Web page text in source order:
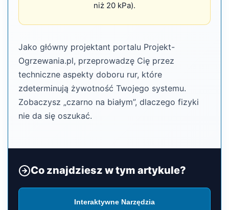
niż 20 kPa).
Jako główny projektant portalu Projekt-
Ogrzewania.pl, przeprowadzę Cię przez
techniczne aspekty doboru rur, które
zdeterminują żywotność Twojego systemu.
Zobaczysz „czarno na białym”, dlaczego fizyki
nie da się oszukać.
Co znajdziesz w tym artykule?
Interaktywne Narzędzia